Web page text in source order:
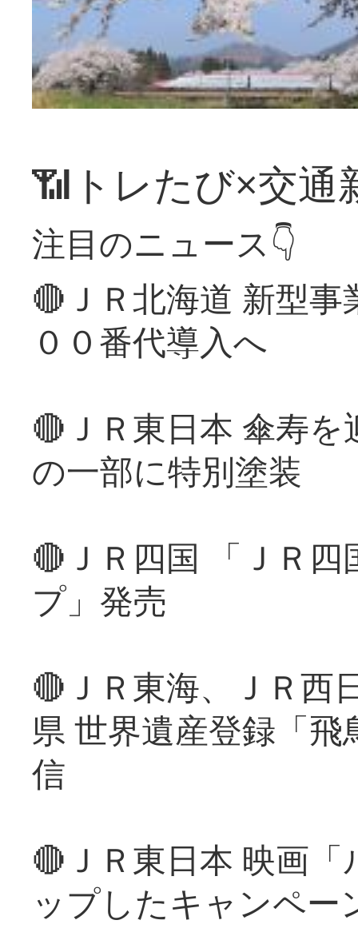
📶トレたび×交通
注目のニュース👇
🔴ＪＲ北海道 新型
００番代導入へ
🔴ＪＲ東日本 傘寿
の一部に特別塗装
🔴ＪＲ四国 「ＪＲ
プ」発売
🔴ＪＲ東海、ＪＲ西
県 世界遺産登録「
信
🔴ＪＲ東日本 映画
ップしたキャンペー